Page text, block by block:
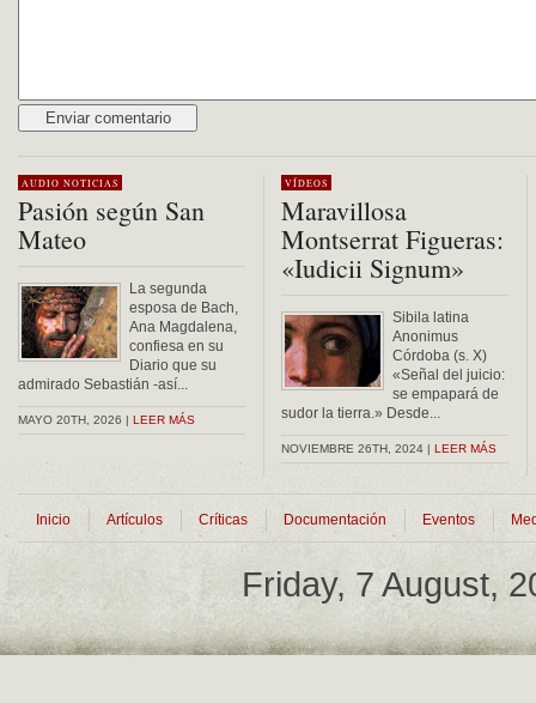
AUDIO NOTICIAS
Pasión según San
Mateo
La segunda
esposa de Bach,
Ana Magdalena,
confiesa en su
Diario que su
admirado Sebastián -así...
MAYO 20TH, 2026 | LEER MÁS
VÍDEOS
Maravillosa
Montserrat Figueras:
«Iudicii Signum»
Sibila latina
Anonimus
Córdoba (s. X)
«Señal del juicio:
se empapará de
sudor la tierra.» Desde...
NOVIEMBRE 26TH, 2024 | LEER MÁS
Inicio Artículos Críticas Documentación Eventos
Friday, 7 August,